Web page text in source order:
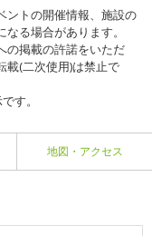
ントの開催情報、施設の
る場合があります。
の掲載の許諾をいただ
載(二次使用)は禁止で
す。
地図・アクセス